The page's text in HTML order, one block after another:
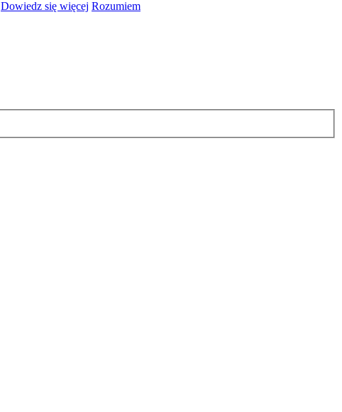
Dowiedz się więcej Rozumiem